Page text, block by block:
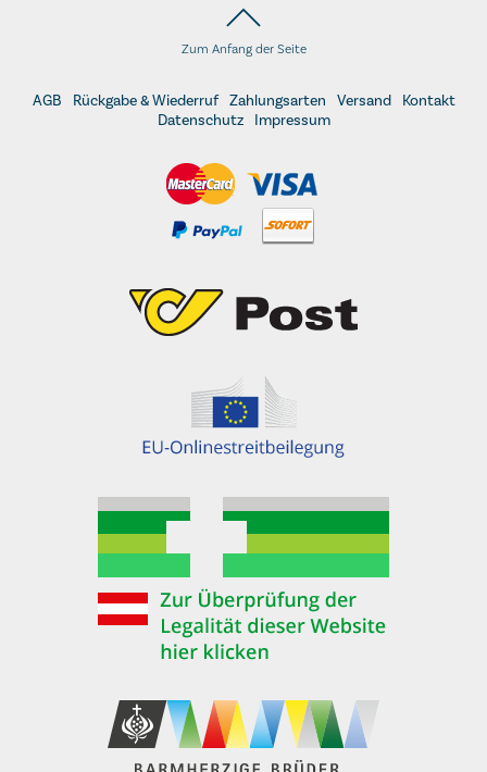
Zum Anfang der Seite
AGB Rückgabe & Wiederruf Zahlungsarten Versand
Kontakt
Datenschutz
Impressum